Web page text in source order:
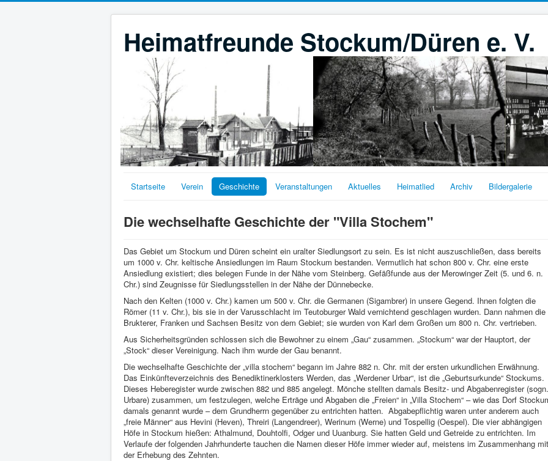
Heimatfreunde Stockum/Düren e. V.
Startseite Verein Geschichte Veranstaltungen Aktuelles Heimatlied Archiv Bildergalerie
Die wechselhafte Geschichte der "Villa Stochem"
Das Gebiet um Stockum und Düren scheint ein uralter Siedlungsort zu sein. Es ist nicht auszuschließen, dass bereits
um 1000 v. Chr. keltische Ansiedlungen im Raum Stockum bestanden. Vermutlich hat schon 800 v. Chr. eine erste
Ansiedlung existiert; dies belegen Funde in der Nähe vom Steinberg. Gefäßfunde aus der Merowinger Zeit (5. und 6. n.
Chr.) sind Zeugnisse für Siedlungsstellen in der Nähe der Dünnebecke.
Nach den Kelten (1000 v. Chr.) kamen um 500 v. Chr. die Germanen (Sigambrer) in unsere Gegend. Ihnen folgten die
Römer (11 v. Chr.), bis sie in der Varusschlacht im Teutoburger Wald vernichtend geschlagen wurden. Dann nahmen die
Brukterer, Franken und Sachsen Besitz von dem Gebiet; sie wurden von Karl dem Großen um 800 n. Chr. vertrieben.
Aus Sicherheitsgründen schlossen sich die Bewohner zu einem „Gau“ zusammen. „Stockum“ war der Hauptort, der
„Stock“ dieser Vereinigung. Nach ihm wurde der Gau benannt.
Die wechselhafte Geschichte der „villa stochem“ begann im Jahre 882 n. Chr. mit der ersten urkundlichen Erwähnung.
Das Einkünfteverzeichnis des Benediktinerklosters Werden, das „Werdener Urbar“, ist die „Geburtsurkunde“ Stockums.
Dieses Heberegister wurde zwischen 882 und 885 angelegt. Mönche stellten damals Besitz- und Abgabenregister (sogn.
Urbare) zusammen, um festzulegen, welche Erträge und Abgaben die „Freien“ in „Villa Stochem“ – wie das Dorf
damals genannt wurde – dem Grundherrn gegenüber zu entrichten hatten. Abgabepflichtig waren unter anderem auch
„freie Männer“ aus Hevini (Heven), Threiri (Langendreer), Werinum (Werne) und Tospellig (Oespel). Die vier abhängigen
Höfe in Stockum hießen: Athalmund, Douhtolfi, Odger und Uuanburg. Sie hatten Geld und Getreide zu entrichten. Im
Verlaufe der folgenden Jahrhunderte tauchen die Namen dieser Höfe immer wieder auf, meistens im Zusammenhang mit
der Erhebung des Zehnten.